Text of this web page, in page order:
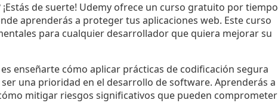
de suerte! Udemy ofrece un curso gratuito por tiempo
aprenderás a proteger tus aplicaciones web. Este curso
para cualquier desarrollador que quiera mejorar su
enseñarte cómo aplicar prácticas de codificación segura
ser una prioridad en el desarrollo de software. Aprenderás a
mitigar riesgos significativos que pueden comprometer